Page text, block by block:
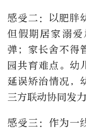
感受二：以肥胖
但假期居家溺
弹；家长舍不得
园共育难点。幼
延误矫治情况，
三方联动协同发
感受三：作为一